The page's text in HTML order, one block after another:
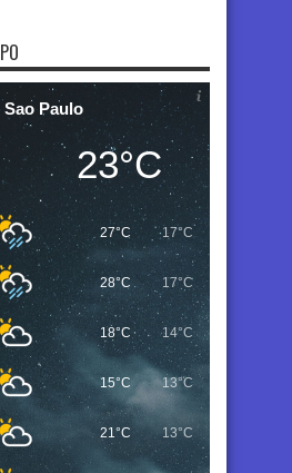
Sao Paulo
23°C
27°C 17°C
28°C 17°C
18°C 14°C
15°C 13°C
21°C 13°C